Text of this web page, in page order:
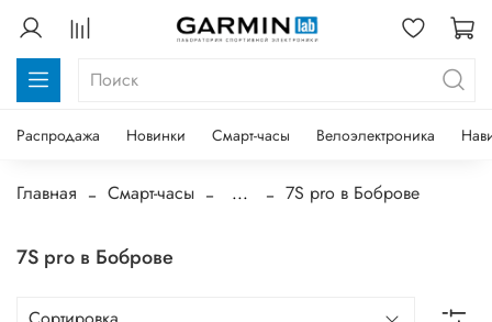
Распродажа Новинки Смарт-часы Велоэлектроника
Главная Смарт-часы ... 7S pro в Боброве
7S pro в Боброве